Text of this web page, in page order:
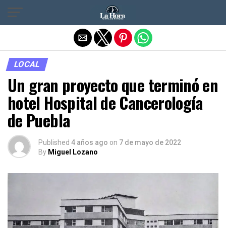
LOCAL
Un gran proyecto que terminó en
hotel Hospital de Cancerología
de Puebla
Published 4 años ago on 7 de mayo de 2022
By Miguel Lozano
Salir de la versión móvil